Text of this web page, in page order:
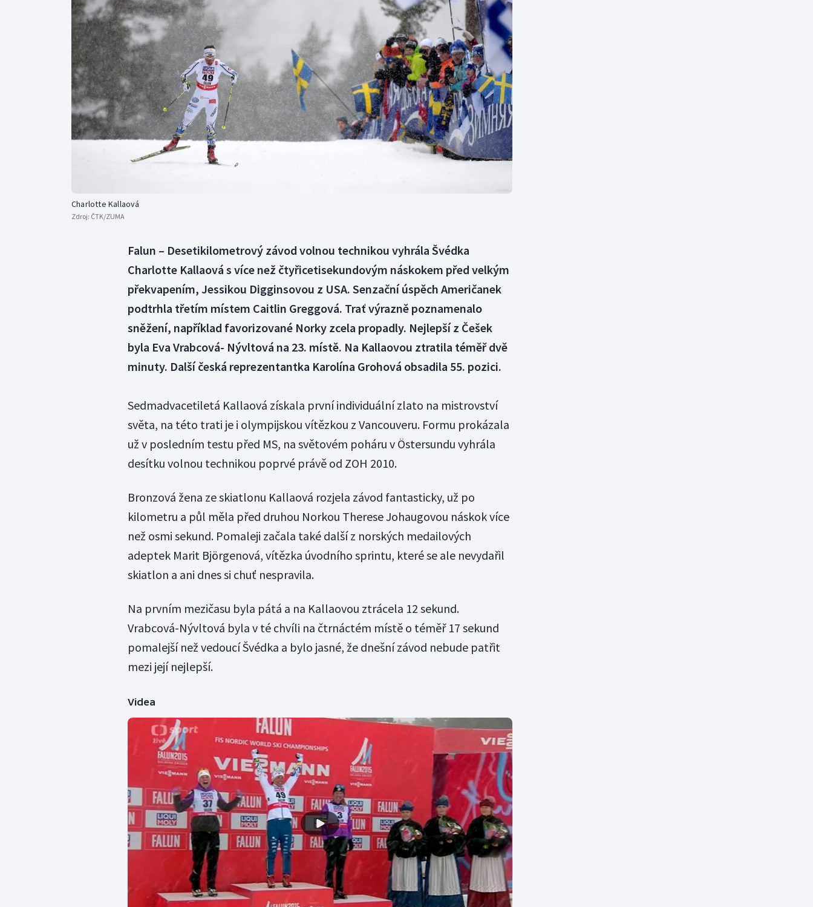
Curling
Dostihy
Florbal
Futsal
Golf
Gymnastika
Moderní pětiboj
Motorsport
Olympijské hry
Parasport
Plavání
Triatlon
Veslování
Vodní slalom
Volejbal
Ostatní
Charlotte Kallaová
Zdroj: ČTK/ZUMA
Falun – Desetikilometrový závod volnou technikou vyhrála Švédka
Charlotte Kallaová s více než čtyřicetisekundovým náskokem před velkým
překvapením, Jessikou Digginsovou z USA. Senzační úspěch Američanek
podtrhla třetím místem Caitlin Greggová. Trať výrazně poznamenalo
sněžení, například favorizované Norky zcela propadly. Nejlepší z Češek
byla Eva Vrabcová- Nývltová na 23. místě. Na Kallaovou ztratila téměř dvě
minuty. Další česká reprezentantka Karolína Grohová obsadila 55. pozici.
Sedmadvacetiletá Kallaová získala první individuální zlato na mistrovství
světa, na této trati je i olympijskou vítězkou z Vancouveru. Formu prokázala
už v posledním testu před MS, na světovém poháru v Östersundu vyhrála
desítku volnou technikou poprvé právě od ZOH 2010.
Bronzová žena ze skiatlonu Kallaová rozjela závod fantasticky, už po
kilometru a půl měla před druhou Norkou Therese Johaugovou náskok více
než osmi sekund. Pomaleji začala také další z norských medailových
adeptek Marit Björgenová, vítězka úvodního sprintu, které se ale nevydařil
skiatlon a ani dnes si chuť nespravila.
Na prvním mezičasu byla pátá a na Kallaovou ztrácela 12 sekund.
Vrabcová-Nývltová byla v té chvíli na čtrnáctém místě o téměř 17 sekund
pomalejší než vedoucí Švédka a bylo jasné, že dnešní závod nebude patřit
mezi její nejlepší.
Videa